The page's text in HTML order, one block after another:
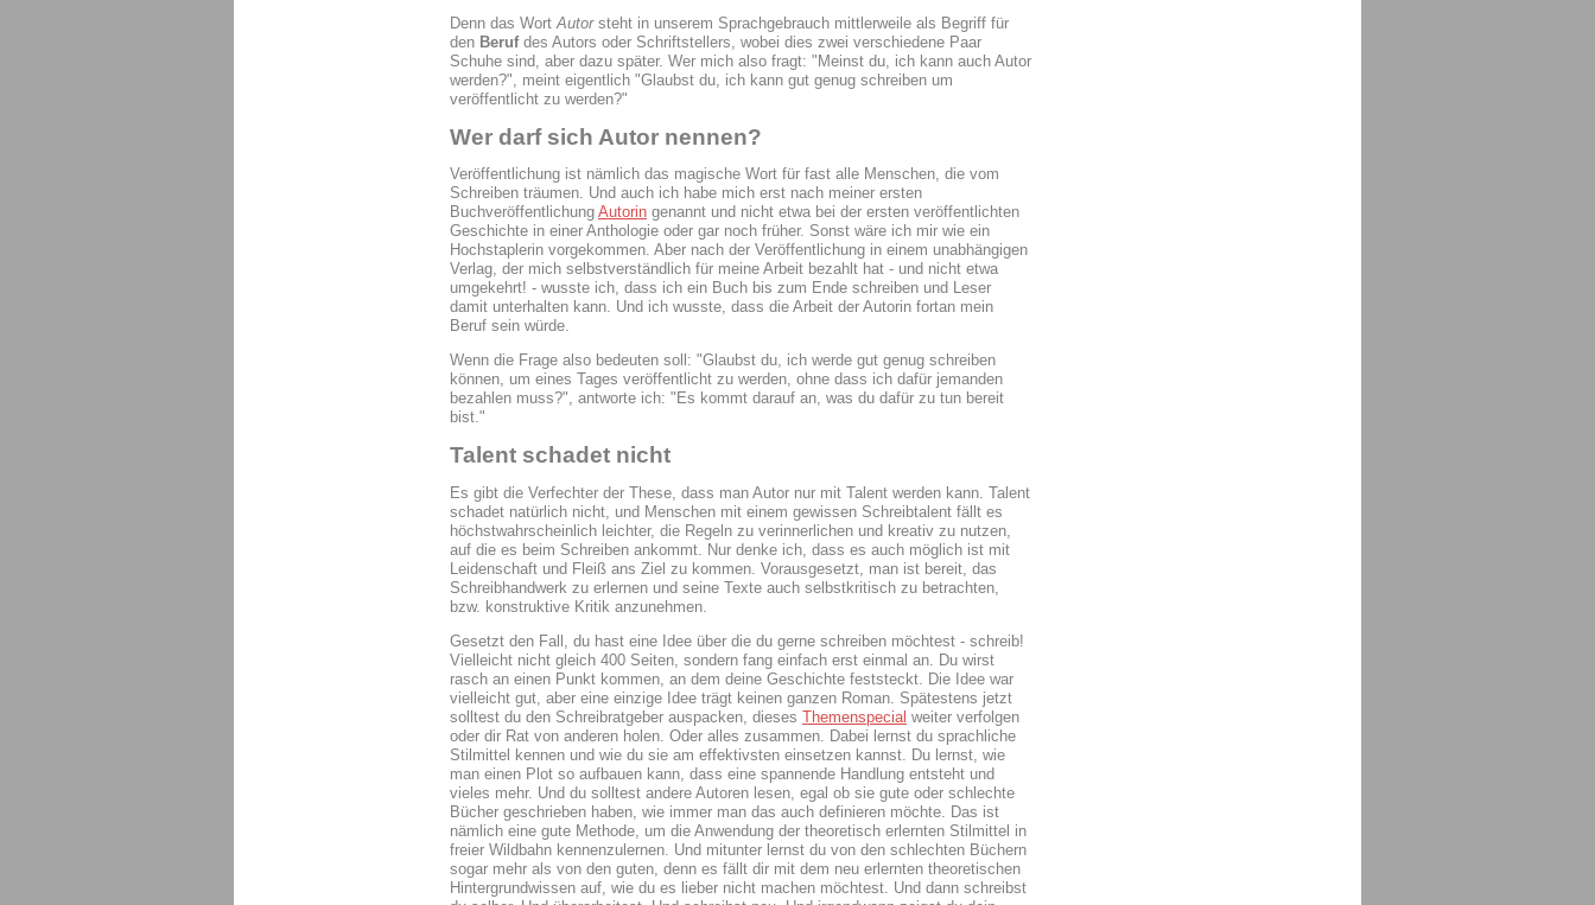
Denn das Wort Autorsteht in unserem Sprachgebrauch mittlerweile als Begriff für
den Beruf des Autors oder Schriftstellers, wobei dies zwei verschiedene Paar
Schuhe sind, aber dazu später. Wer mich also fragt: "Meinst du, ich kann auch Autor
werden?", meint eigentlich "Glaubst du, ich kann gut genug schreiben um
veröffentlicht zu werden?"
Wer darf sich Autor nennen?
Veröffentlichung ist nämlich das magische Wort für fast alle Menschen, die vom
Schreiben träumen. Und auch ich habe mich erst nach meiner ersten
Buchveröffentlichung Autorin genannt und nicht etwa bei der ersten veröffentlichten
Geschichte in einer Anthologie oder gar noch früher. Sonst wäre ich mir wie ein
Hochstaplerin vorgekommen. Aber nach der Veröffentlichung in einem unabhängigen
Verlag, der mich selbstverständlich für meine Arbeit bezahlt hat - und nicht etwa
umgekehrt! - wusste ich, dass ich ein Buch bis zum Ende schreiben und Leser
damit unterhalten kann. Und ich wusste, dass die Arbeit der Autorin fortan mein
Beruf sein würde.
Wenn die Frage also bedeuten soll: "Glaubst du, ich werde gut genug schreiben
können, um eines Tages veröffentlicht zu werden, ohne dass ich dafür jemanden
bezahlen muss?", antworte ich: "Es kommt darauf an, was du dafür zu tun bereit
bist."
Talent schadet nicht
Es gibt die Verfechter der These, dass man Autor nur mit Talent werden kann. Talent
schadet natürlich nicht, und Menschen mit einem gewissen Schreibtalent fällt es
höchstwahrscheinlich leichter, die Regeln zu verinnerlichen und kreativ zu nutzen,
auf die es beim Schreiben ankommt. Nur denke ich, dass es auch möglich ist mit
Leidenschaft und Fleiß ans Ziel zu kommen. Vorausgesetzt, man ist bereit, das
Schreibhandwerk zu erlernen und seine Texte auch selbstkritisch zu betrachten,
bzw. konstruktive Kritik anzunehmen.
Gesetzt den Fall, du hast eine Idee über die du gerne schreiben möchtest - schreib!
Vielleicht nicht gleich 400 Seiten, sondern fang einfach erst einmal an. Du wirst
rasch an einen Punkt kommen, an dem deine Geschichte feststeckt. Die Idee war
vielleicht gut, aber eine einzige Idee trägt keinen ganzen Roman. Spätestens jetzt
solltest du den Schreibratgeber auspacken, dieses Themenspecial weiter verfolgen
oder dir Rat von anderen holen. Oder alles zusammen. Dabei lernst du sprachliche
Stilmittel kennen und wie du sie am effektivsten einsetzen kannst. Du lernst, wie
man einen Plot so aufbauen kann, dass eine spannende Handlung entsteht und
vieles mehr. Und du solltest andere Autoren lesen, egal ob sie gute oder schlechte
Bücher geschrieben haben, wie immer man das auch definieren möchte. Das ist
nämlich eine gute Methode, um die Anwendung der theoretisch erlernten Stilmittel in
freier Wildbahn kennenzulernen. Und mitunter lernst du von den schlechten Büchern
sogar mehr als von den guten, denn es fällt dir mit dem neu erlernten theoretischen
Hintergrundwissen auf, wie du es lieber nicht machen möchtest. Und dann schreibst